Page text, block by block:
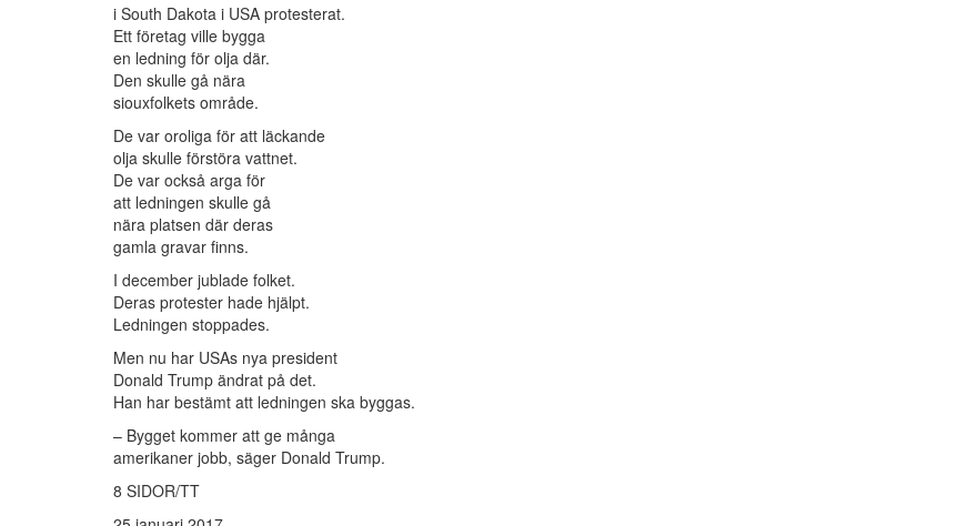
i South Dakota i USA protesterat.
Ett företag ville bygga
en ledning för olja där.
Den skulle gå nära
siouxfolkets område.
De var oroliga för att läckande
olja skulle förstöra vattnet.
De var också arga för
att ledningen skulle gå
nära platsen där deras
gamla gravar finns.
I december jublade folket.
Deras protester hade hjälpt.
Ledningen stoppades.
Men nu har USAs nya president
Donald Trump ändrat på det.
Han har bestämt att ledningen ska byggas.
– Bygget kommer att ge många
amerikaner jobb, säger Donald Trump.
8 SIDOR/TT